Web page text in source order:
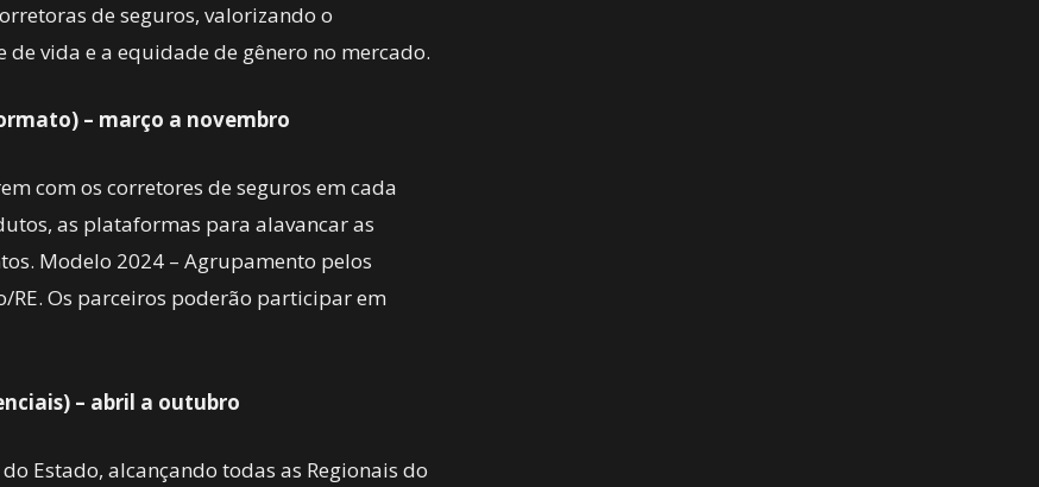
de seguros, valorizando o
vida e a equidade de gênero no mercado.
– março a novembro
com os corretores de seguros em cada
as plataformas para alavancar as
Modelo 2024 – Agrupamento pelos
RE. Os parceiros poderão participar em
– abril a outubro
Estado, alcançando todas as Regionais do